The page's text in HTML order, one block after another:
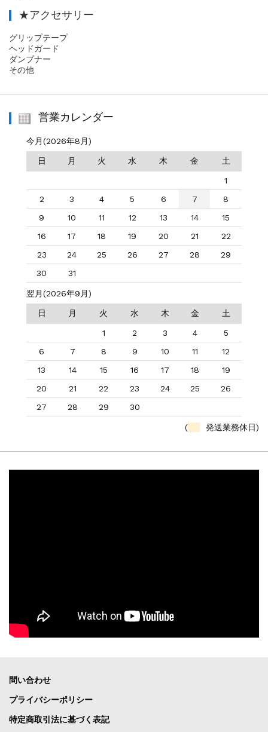
★アクセサリー
グリップテープ
ヘッドガード
ダンプナー
その他
営業カレンダー
今月(2026年8月)
日 月 火 水 木 金 土
1
2
3 4 5 6 7
8
9
10 11 12 13 14
15
16
17 18 19 20 21
22
23
24 25 26 27 28
29
30
31
翌月(2026年9月)
日 月 火 水 木 金 土
1 2 3 4
5
6
7 8 9 10 11
12
13
14 15 16 17 18
19
20
21 22 23 24 25
26
27
28 29 30
( 発送業務休日)
問い合わせ
プライバシーポリシー
特定商取引法に基づく表記